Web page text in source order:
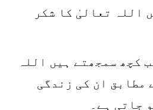
اللہ تعالیٰ کا شکر
کچھ سمجھتے ہیں اللہ
مطابق ان کی زندگی
جاتی ہے۔